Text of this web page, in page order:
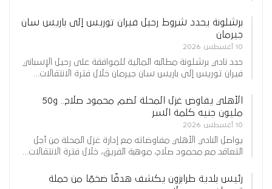
برشلونة يحدد شروط رحيل فيران توريس إلى باريس سان
جيرمان
10 أغسطس 2026
حدد نادي برشلونة مطالبه المالية للموافقة على رحيل الإسباني
فيران توريس إلى باريس سان جيرمان خلال فترة الانتقالات…
الأهلي يفاوض غزل المحلة لضم محمود صلاح.. و50
مليون جنيه كلمة السر
10 أغسطس 2026
يواصل النادي الأهلي مفاوضاته مع إدارة غزل المحلة من أجل
التعاقد مع محمود صلاح، موهبة الفريق، خلال فترة الانتقالات…
رئيس بلدية طرابزون يكشف هدفًا ضخمًا من حملة